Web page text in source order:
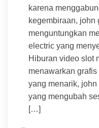
karena
kegembiraan, john
menguntungkan
electric yang
Hiburan video slot
menawarkan
yang menarik,
yang mengubah
[…]